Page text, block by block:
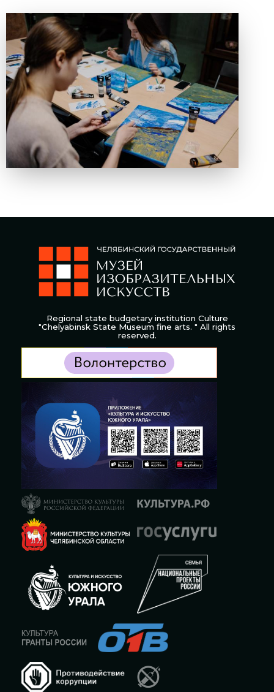
Regional state budgetary institution Culture
"Chelyabinsk State Museum fine arts. " All rights
reserved.